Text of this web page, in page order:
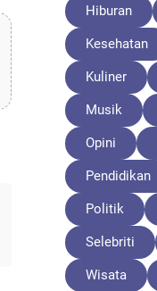
Hiburan
Kesehatan
Kuliner
Musik
Opini
Pendidikan
Politik
Selebriti
Wisata